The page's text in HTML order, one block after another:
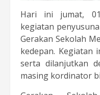
Hari ini jumat,
kegiatan
Gerakan Sekolah
kedepan. Kegiatan
serta dilanjutkan
masing kordinator